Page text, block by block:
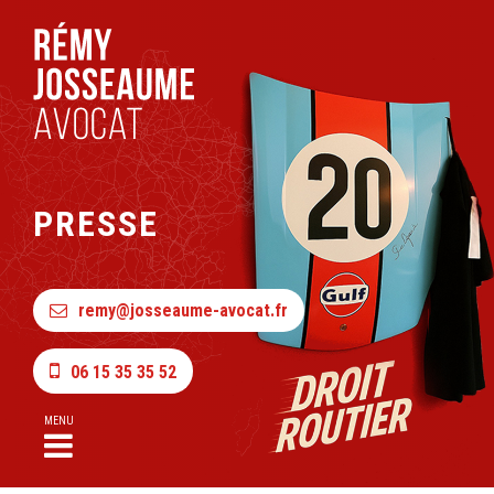
PRESSE
remy@josseaume-avocat.fr
06 15 35 35 52
MENU